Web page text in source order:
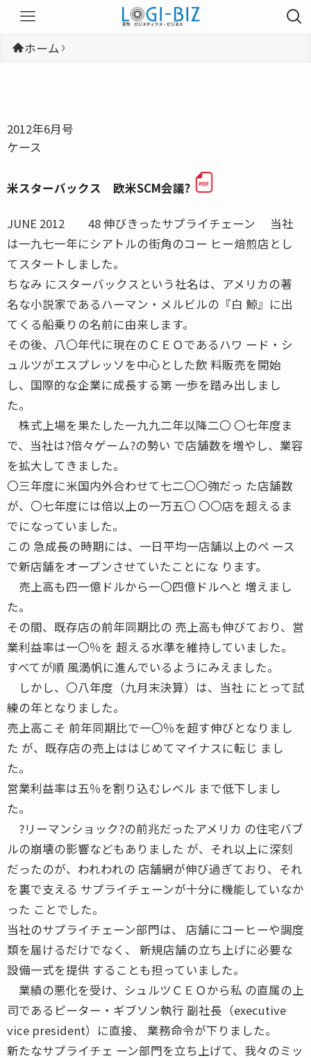
ホーム
2012年6月号
ケース
米スターバックス 欧米SCM会議?
JUNE 2012 48 伸びきったサプライチェーン 当社
は一九七一年にシアトルの街角のコー ヒー焙煎店とし
てスタートしました。
ちなみ にスターバックスという社名は、アメリカの著
名な小説家であるハーマン・メルビルの『白 鯨』に出
てくる船乗りの名前に由来します。
その後、八〇年代に現在のＣＥＯであるハワ ード・シ
ュルツがエスプレッソを中心とした飲 料販売を開始
し、国際的な企業に成長する第 一歩を踏み出しまし
た。
株式上場を果たした一九九二年以降二〇 〇七年度ま
で、当社は?倍々ゲーム?の勢い で店舗数を増やし、業容
を拡大してきました。
〇三年度に米国内外合わせて七二〇〇強だっ た店舗数
が、〇七年度には倍以上の一万五〇 〇〇店を超えるま
でになっていました。
この 急成長の時期には、一日平均一店舗以上のペ ース
で新店舗をオープンさせていたことにな ります。
売上高も四一億ドルから一〇四億ドルへと 増えまし
た。
その間、既存店の前年同期比の 売上高も伸びており、営
業利益率は一〇％を 超える水準を維持していました。
すべてが順 風満帆に進んでいるようにみえました。
しかし、〇八年度（九月末決算）は、当社 にとって試
練の年となりました。
売上高こそ 前年同期比で一〇％を超す伸びとなりまし
た が、既存店の売上ははじめてマイナスに転じ まし
た。
営業利益率は五％を割り込むレベル まで低下しまし
た。
?リーマンショック?の前兆だったアメリカ の住宅バブ
ルの崩壊の影響などもありました が、それ以上に深刻
だったのが、われわれの 店舗網が伸び過ぎており、それ
を裏で支える サプライチェーンが十分に機能していなか
った ことでした。
当社のサプライチェーン部門は、 店舗にコーヒーや調度
類を届けるだけでなく、 新規店舗の立ち上げに必要な
設備一式を提供 することも担っていました。
業績の悪化を受け、シュルツＣＥＯから私 の直属の上
司であるピーター・ギブソン執行 副社長（executive
vice president）に直接、 業務命令が下りました。
新たなサプライチェ ーン部門を立ち上げて、我々のミッ